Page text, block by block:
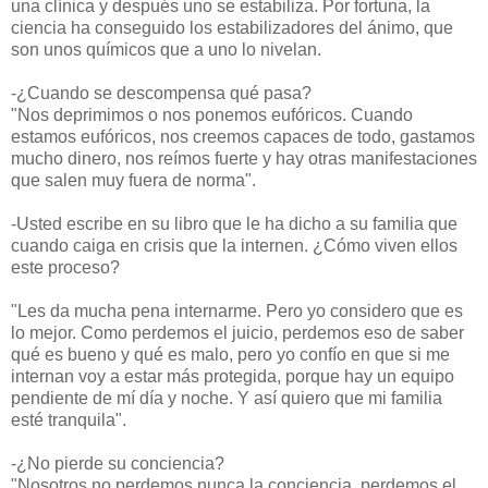
una clínica y después uno se estabiliza. Por fortuna, la
ciencia ha conseguido los estabilizadores del ánimo, que
son unos químicos que a uno lo nivelan.
-¿Cuando se descompensa qué pasa?
"Nos deprimimos o nos ponemos eufóricos. Cuando
estamos eufóricos, nos creemos capaces de todo, gastamos
mucho dinero, nos reímos fuerte y hay otras manifestaciones
que salen muy fuera de norma".
-Usted escribe en su libro que le ha dicho a su familia que
cuando caiga en crisis que la internen. ¿Cómo viven ellos
este proceso?
"Les da mucha pena internarme. Pero yo considero que es
lo mejor. Como perdemos el juicio, perdemos eso de saber
qué es bueno y qué es malo, pero yo confío en que si me
internan voy a estar más protegida, porque hay un equipo
pendiente de mí día y noche. Y así quiero que mi familia
esté tranquila".
-¿No pierde su conciencia?